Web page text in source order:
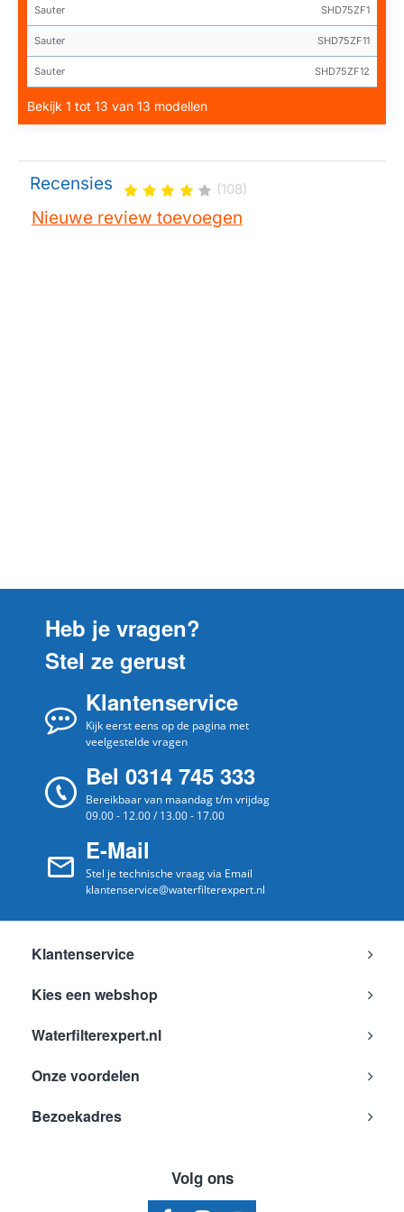
Sauter SHD75ZF1
Sauter SHD75ZF11
Sauter SHD75ZF12
Bekijk 1 tot 13 van 13 modellen
Recensies (108)
Nieuwe review toevoegen
Heb je vragen?
Stel ze gerust
Klantenservice
Kijk eerst eens op de pagina met
veelgestelde vragen
Bel 0314 745 333
Bereikbaar van maandag t/m vrijdag
09.00 - 12.00 / 13.00 - 17.00
E-Mail
Stel je technische vraag via Email
klantenservice@waterfilterexpert.nl
Klantenservice
Kies een webshop
Waterfilterexpert.nl
Onze voordelen
Bezoekadres
Volg ons